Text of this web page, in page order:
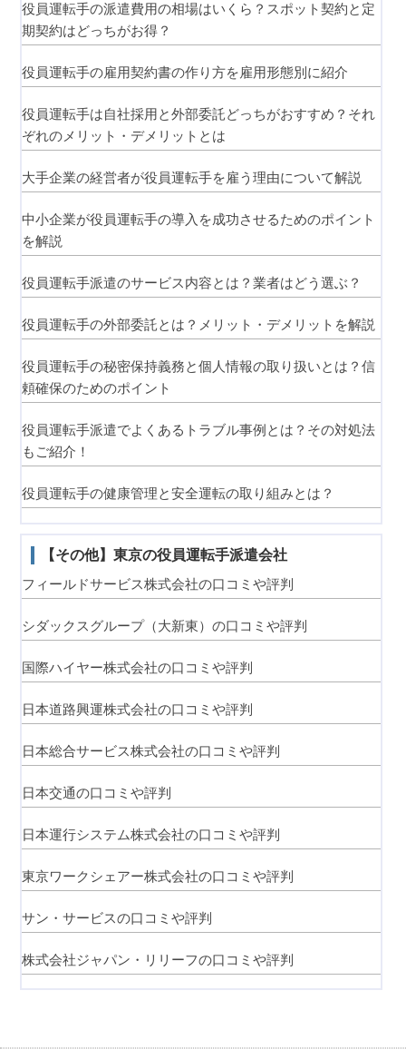
役員運転手の派遣費用の相場はいくら？スポット契約と定
期契約はどっちがお得？
役員運転手の雇用契約書の作り方を雇用形態別に紹介
役員運転手は自社採用と外部委託どっちがおすすめ？それ
ぞれのメリット・デメリットとは
大手企業の経営者が役員運転手を雇う理由について解説
中小企業が役員運転手の導入を成功させるためのポイント
を解説
役員運転手派遣のサービス内容とは？業者はどう選ぶ？
役員運転手の外部委託とは？メリット・デメリットを解説
役員運転手の秘密保持義務と個人情報の取り扱いとは？信
頼確保のためのポイント
役員運転手派遣でよくあるトラブル事例とは？その対処法
もご紹介！
役員運転手の健康管理と安全運転の取り組みとは？
【その他】東京の役員運転手派遣会社
フィールドサービス株式会社の口コミや評判
シダックスグループ（大新東）の口コミや評判
国際ハイヤー株式会社の口コミや評判
日本道路興運株式会社の口コミや評判
日本総合サービス株式会社の口コミや評判
日本交通の口コミや評判
日本運行システム株式会社の口コミや評判
東京ワークシェアー株式会社の口コミや評判
サン・サービスの口コミや評判
株式会社ジャパン・リリーフの口コミや評判